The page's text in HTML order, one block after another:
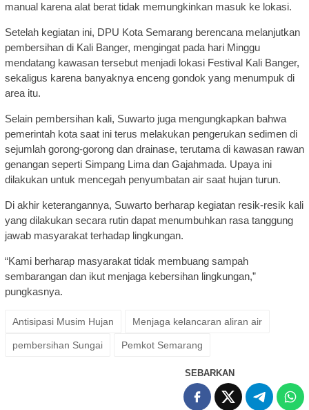
manual karena alat berat tidak memungkinkan masuk ke lokasi.
Setelah kegiatan ini, DPU Kota Semarang berencana melanjutkan
pembersihan di Kali Banger, mengingat pada hari Minggu
mendatang kawasan tersebut menjadi lokasi Festival Kali Banger,
sekaligus karena banyaknya enceng gondok yang menumpuk di
area itu.
Selain pembersihan kali, Suwarto juga mengungkapkan bahwa
pemerintah kota saat ini terus melakukan pengerukan sedimen di
sejumlah gorong-gorong dan drainase, terutama di kawasan rawan
genangan seperti Simpang Lima dan Gajahmada. Upaya ini
dilakukan untuk mencegah penyumbatan air saat hujan turun.
Di akhir keterangannya, Suwarto berharap kegiatan resik-resik kali
yang dilakukan secara rutin dapat menumbuhkan rasa tanggung
jawab masyarakat terhadap lingkungan.
“Kami berharap masyarakat tidak membuang sampah
sembarangan dan ikut menjaga kebersihan lingkungan,”
pungkasnya.
Antisipasi Musim Hujan Menjaga kelancaran aliran air
pembersihan Sungai Pemkot Semarang
SEBARKAN